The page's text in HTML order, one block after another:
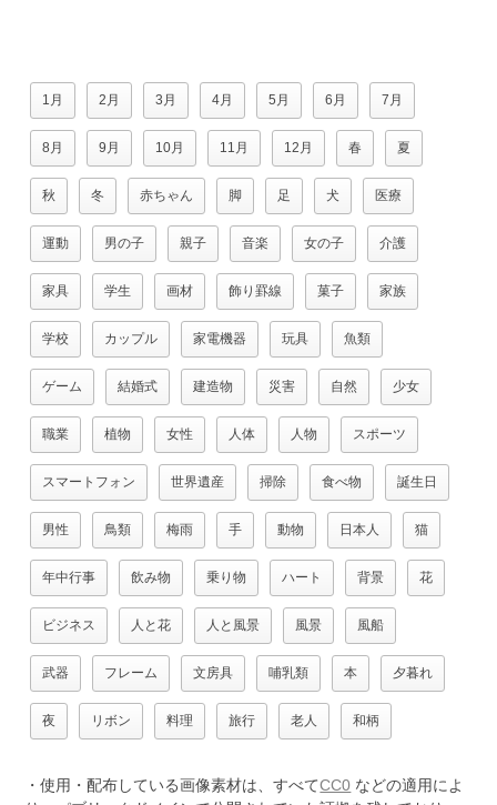
1月 2月 3月 4月 5月 6月 7月
8月 9月 10月 11月 12月 春 夏
秋 冬 赤ちゃん 脚 足 犬 医療
運動 男の子 親子 音楽 女の子 介護
家具 学生 画材 飾り罫線 菓子 家族
学校 カップル 家電機器 玩具 魚類
ゲーム 結婚式 建造物 災害 自然 少女
職業 植物 女性 人体 人物 スポーツ
スマートフォン 世界遺産 掃除 食べ物 誕生日
男性 鳥類 梅雨 手 動物 日本人 猫
年中行事 飲み物 乗り物 ハート 背景 花
ビジネス 人と花 人と風景 風景 風船
武器 フレーム 文房具 哺乳類 本 夕暮れ
夜 リボン 料理 旅行 老人 和柄
・使用・配布している画像素材は、すべてCC0 などの適用によ